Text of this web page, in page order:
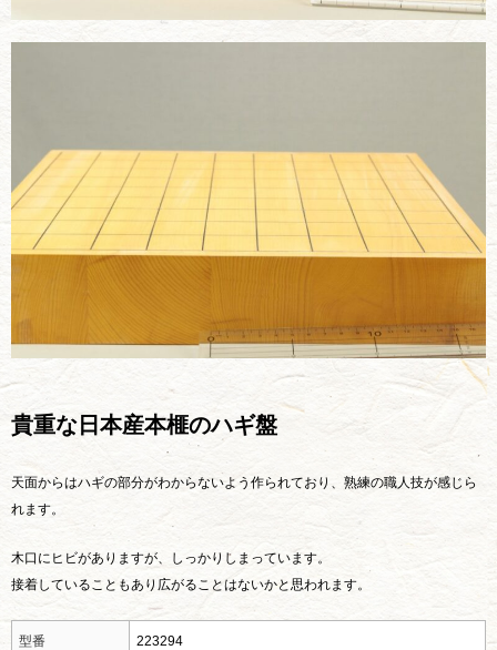
貴重な日本産本榧のハギ盤
天面からはハギの部分がわからないよう作られており、熟練の職人技が感じら
れます。
木口にヒビがありますが、しっかりしまっています。
接着していることもあり広がることはないかと思われます。
型番 223294